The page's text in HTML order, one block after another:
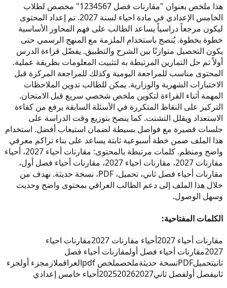
هذا ملخص بعنوان "مقارنات فصل 1234567" مخصص لطلاب
الخامس الإعدادي في مادة احياء لسنة 2027. تم إعداد المحتوى
ليكون مرجعاً دراسياً يساعد الطالب على فهم المحاور الأساسية
خطوة بخطوة. يُنصح باستخدام الملزمة مع المنهج الرسمي حتى
يكون التحصيل متوازنًا بين الشرح والتطبيق. يفضّل قراءة الدرس
أولاً ثم حل التمارين المرتبطة به لتثبيت المعلومات بطريقة عملية.
المحتوى مناسب للمراجعة اليومية وكذلك للمراجعة المركزة قبل
الاختبارات الشهرية والوزارية. يمكن للطالب تدوين الملاحظات
المهمة أثناء القراءة لتكوين ملخص شخصي سريع قبل الامتحان.
التركيز على النقاط المتكررة في الأسئلة السابقة يرفع من كفاءة
الاستعداد ويقلل التشتت. كما ينصح بتوزيع وقت الدراسة على
جلسات قصيرة مع فواصل بسيطة لضمان استيعاب أفضل. استخدام
هذا الملف ضمن خطة أسبوعية ثابتة يساعد على بناء تراكم معرفي
واضح ومنظم. كلمات مرتبطة بالمحتوى: مقارنات أحياء 2027، أحياء
مقارنات 2027، مقارنات احياء 2027، مقارنات أحياء فصل أول،
مقارنات أحياء فصل ثاني، تحميل، PDF، نسخة حديثة. نهدف من
خلال هذا الملف إلى دعم الطالب العراقي بمحتوى واضح وحديث
وسهل الوصول.
الكلمات المفتاحية:
مقارنات أحياء 2027
أحياء مقارنات 2027
مقارنات احياء
2027مقارنات أحياء فصل أولمقارنات أحياء فصل
ثانيتحميلPDFنسخة حديثةملخصملخص pdf العراقملازمجزء أولجزء
ثانيفصل أولفصل ثاني 202520262027 أحياء خامس إعدادي